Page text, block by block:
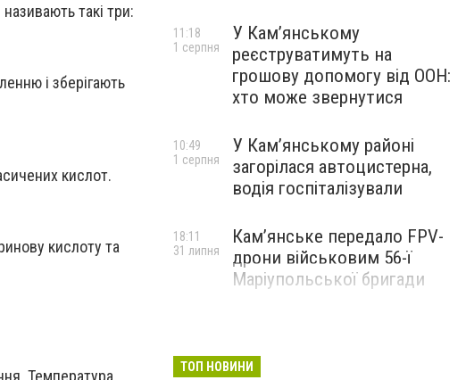
такі три:
і зберігають
кислот.
кислоту та
Температура
У Кам’янському
реєструватимуть на
грошову допомогу від ООН:
хто може звернутися
11:18
1 серпня
У Кам’янському районі
загорілася автоцистерна,
водія госпіталізували
10:49
1 серпня
Кам’янське передало FPV-
дрони військовим 56-ї
Маріупольської бригади
18:11
31 липня
ТОП НОВИНИ